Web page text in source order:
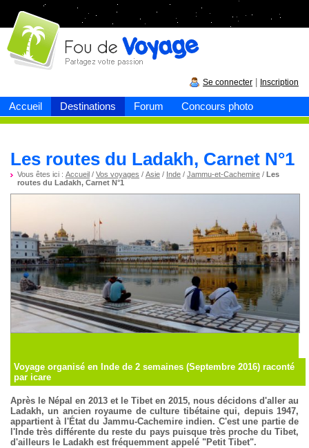
Accueil Destinations Forum Concours photo
Fou devoyage
Se connecter Inscription
Les routes du Ladakh, Carnet N°1
Vous êtes ici : Accueil / Vos voyages / Asie / Inde / Jammu-et-Cachemire / Les
routes du Ladakh, Carnet N°1
Après le Népal en 2013 et le Tibet en 2015, nous décidons d'aller au
Ladakh, un ancien royaume de culture tibétaine qui, depuis 1947,
appartient à l'État du Jammu-Cachemire indien. C'est une partie de
l'Inde très différente du reste du pays puisque très proche du Tibet,
d'ailleurs le Ladakh est fréquemment appelé "Petit Tibet".
Voyage organisé en Inde de 2 semaines (Septembre 2016) raconté
par icare